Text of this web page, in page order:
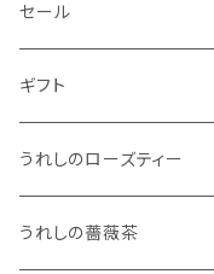
セール
ギフト
うれしのローズティー
うれしの薔薇茶